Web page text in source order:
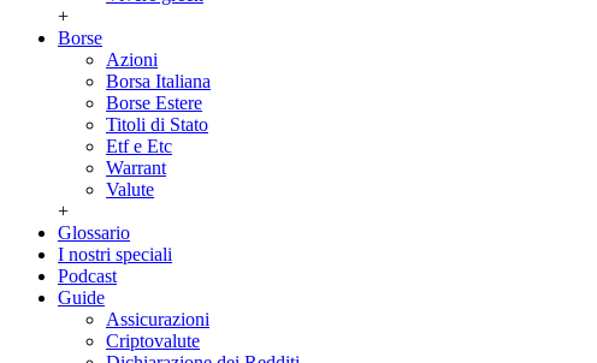
+
Borse
Azioni
Borsa Italiana
Borse Estere
Titoli di Stato
Etf e Etc
Warrant
Valute
+
Glossario
I nostri speciali
Podcast
Guide
Assicurazioni
Criptovalute